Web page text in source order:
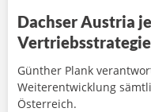
Dachser Austria
Vertriebsstrategie
Günther Plank
Weiterentwicklung
Österreich.